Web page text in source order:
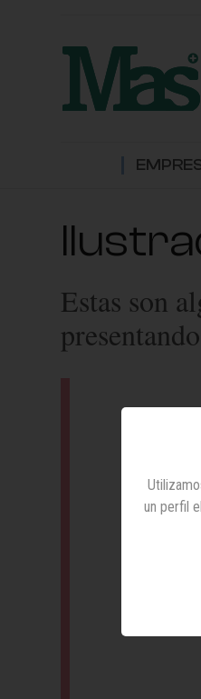
Estas son
un perfil